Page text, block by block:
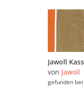
von Jawoll
gefunden bei